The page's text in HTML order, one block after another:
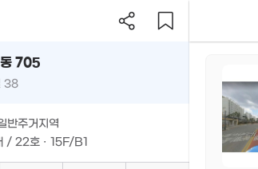
지도
동 705
38
반주거지역
/ 22호 · 15F/B1